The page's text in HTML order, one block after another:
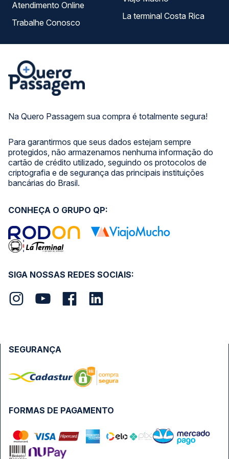
Na Quero Passagem sua compra é totalmente segura!
Para garantirmos que seus dados estejam sempre
protegidos, não armazenamos nenhuma informação do
cartão de crédito utilizado, seguindo os protocolos de
criptografia e de segurança das principais instituições
bancárias do Brasil.
Atendimento Online
Trabalhe Conosco
La terminal Costa Rica
SIGA NOSSAS REDES SOCIAIS:
CONHEÇA O GRUPO QP:
FORMAS DE PAGAMENTO
SEGURANÇA